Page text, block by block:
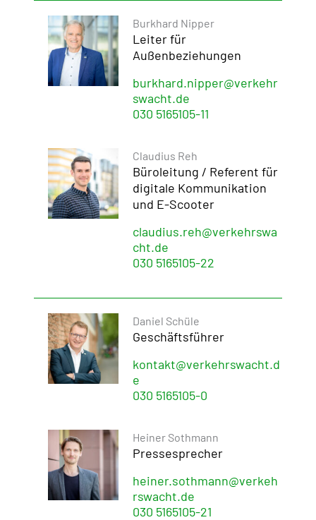
Burkhard Nipper
Leiter für
Außenbeziehungen
burkhard.nipper@verkehr
swacht.de
030 5165105-11
Claudius Reh
Büroleitung / Referent für
digitale Kommunikation
und E-Scoo­ter
claudius.reh@verkehrswa
cht.de
030 5165105-22
Daniel Schüle
Geschäftsführer
kontakt@verkehrswacht.d
e
030 5165105-0
Heiner Sothmann
Pressesprecher
heiner.sothmann@verkeh
rswacht.de
030 5165105-21